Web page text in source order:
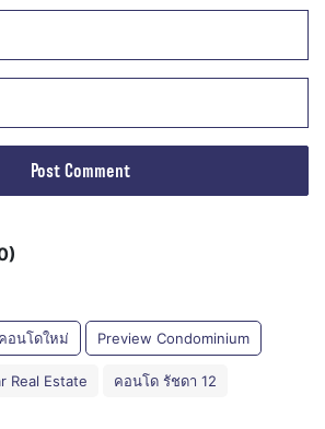
อนโดใหม่ Preview Condominium
Real Estate คอนโด รัชดา 12